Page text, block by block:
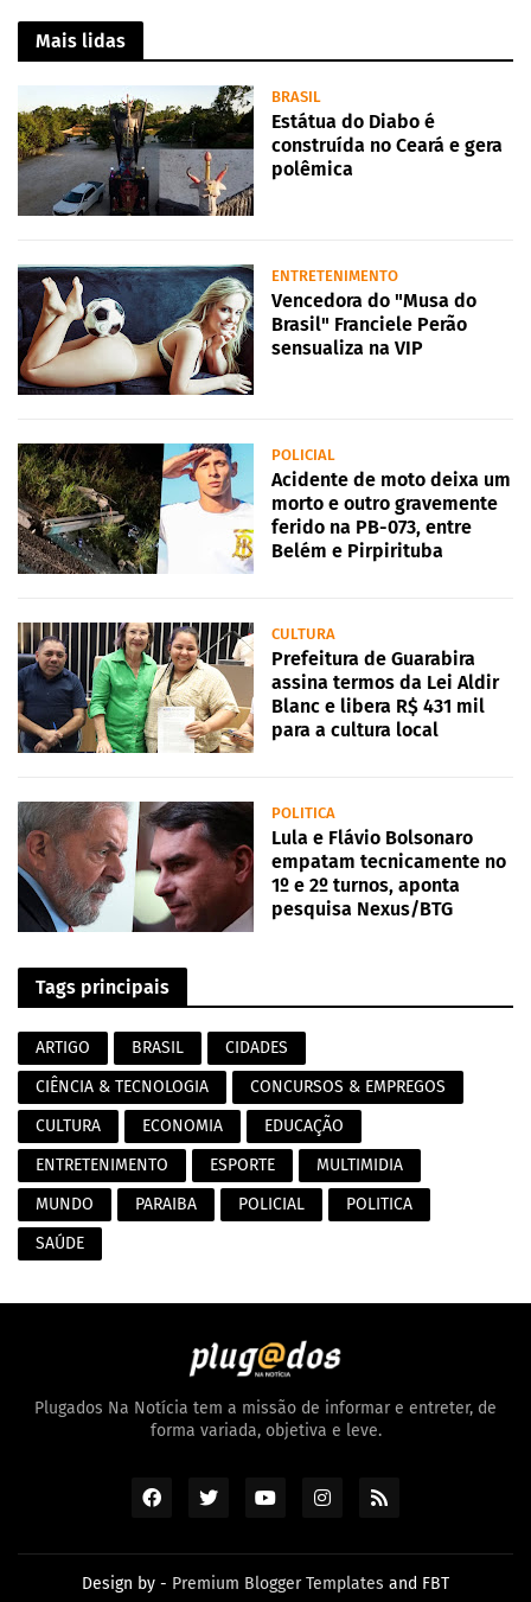
Mais lidas
BRASIL
Estátua do Diabo é
construída no Ceará e gera
polêmica
ENTRETENIMENTO
Vencedora do "Musa do
Brasil" Franciele Perão
sensualiza na VIP
POLICIAL
Acidente de moto deixa um
morto e outro gravemente
ferido na PB-073, entre
Belém e Pirpirituba
CULTURA
Prefeitura de Guarabira
assina termos da Lei Aldir
Blanc e libera R$ 431 mil
para a cultura local
POLITICA
Lula e Flávio Bolsonaro
empatam tecnicamente no
1º e 2º turnos, aponta
pesquisa Nexus/BTG
Tags principais
ARTIGO BRASIL
CIDADES
CIÊNCIA & TECNOLOGIA
CONCURSOS & EMPREGOS
CULTURA
ECONOMIA
EDUCAÇÃO
ENTRETENIMENTO
ESPORTE
MULTIMIDIA
MUNDO
PARAIBA POLICIAL
POLITICA
SAÚDE
Plugados Na Notícia tem a missão de informar e entreter, de
forma variada, objetiva e leve.
Design by - Premium Blogger Templates and FBT